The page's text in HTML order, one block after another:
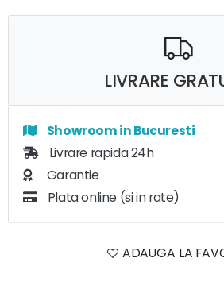
LIVRARE
Showroom in Bucuresti
Livrare rapida 24h
Garantie
Plata online (si in rate)
ADAUGA LA